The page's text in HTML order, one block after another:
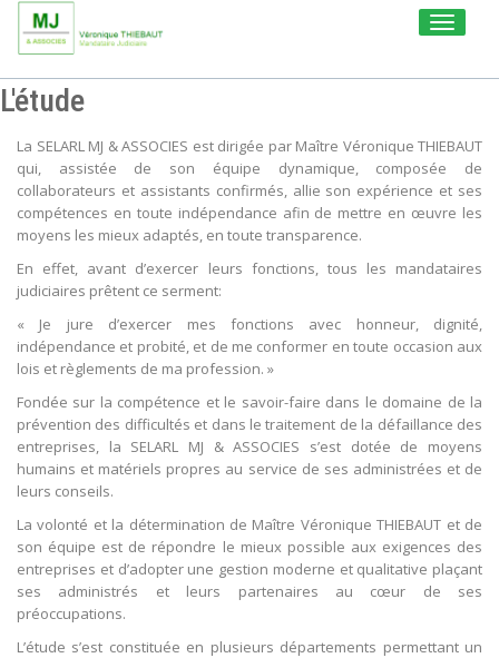
Toggle
L'étude
La SELARL MJ & ASSOCIES est dirigée par Maître Véronique THIEBAUT
qui, assistée de son équipe dynamique, composée de
collaborateurs et assistants confirmés, allie son expérience et ses
compétences en toute indépendance afin de mettre en œuvre les
moyens les mieux adaptés, en toute transparence.
En effet, avant d’exercer leurs fonctions, tous les mandataires
judiciaires prêtent ce serment:
« Je jure d’exercer mes fonctions avec honneur, dignité,
indépendance et probité, et de me conformer en toute occasion aux
lois et règlements de ma profession. »
Fondée sur la compétence et le savoir-faire dans le domaine de la
prévention des difficultés et dans le traitement de la défaillance des
entreprises, la SELARL MJ & ASSOCIES s’est dotée de moyens
humains et matériels propres au service de ses administrées et de
leurs conseils.
La volonté et la détermination de Maître Véronique THIEBAUT et de
son équipe est de répondre le mieux possible aux exigences des
entreprises et d’adopter une gestion moderne et qualitative plaçant
ses administrés et leurs partenaires au cœur de ses
préoccupations.
L’étude s’est constituée en plusieurs départements permettant un